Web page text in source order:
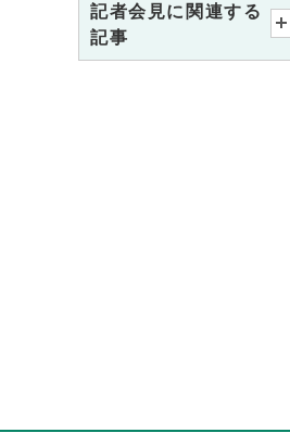
記者会見に関連する
記事